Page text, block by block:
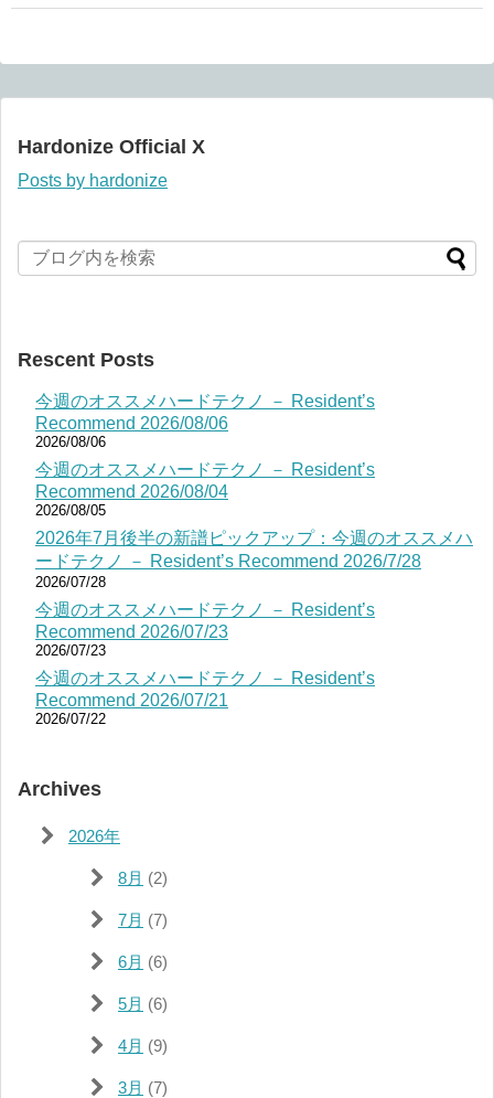
Hardonize Official X
Posts by hardonize
Rescent Posts
今週のオススメハードテクノ － Resident’s
Recommend 2026/08/06
2026/08/06
今週のオススメハードテクノ － Resident’s
Recommend 2026/08/04
2026/08/05
2026年7月後半の新譜ピックアップ：今週のオススメハ
ードテクノ － Resident’s Recommend 2026/7/28
2026/07/28
今週のオススメハードテクノ － Resident’s
Recommend 2026/07/23
2026/07/23
今週のオススメハードテクノ － Resident’s
Recommend 2026/07/21
2026/07/22
Archives
2026年
8月 (2)
7月 (7)
6月 (6)
5月 (6)
4月 (9)
3月 (7)